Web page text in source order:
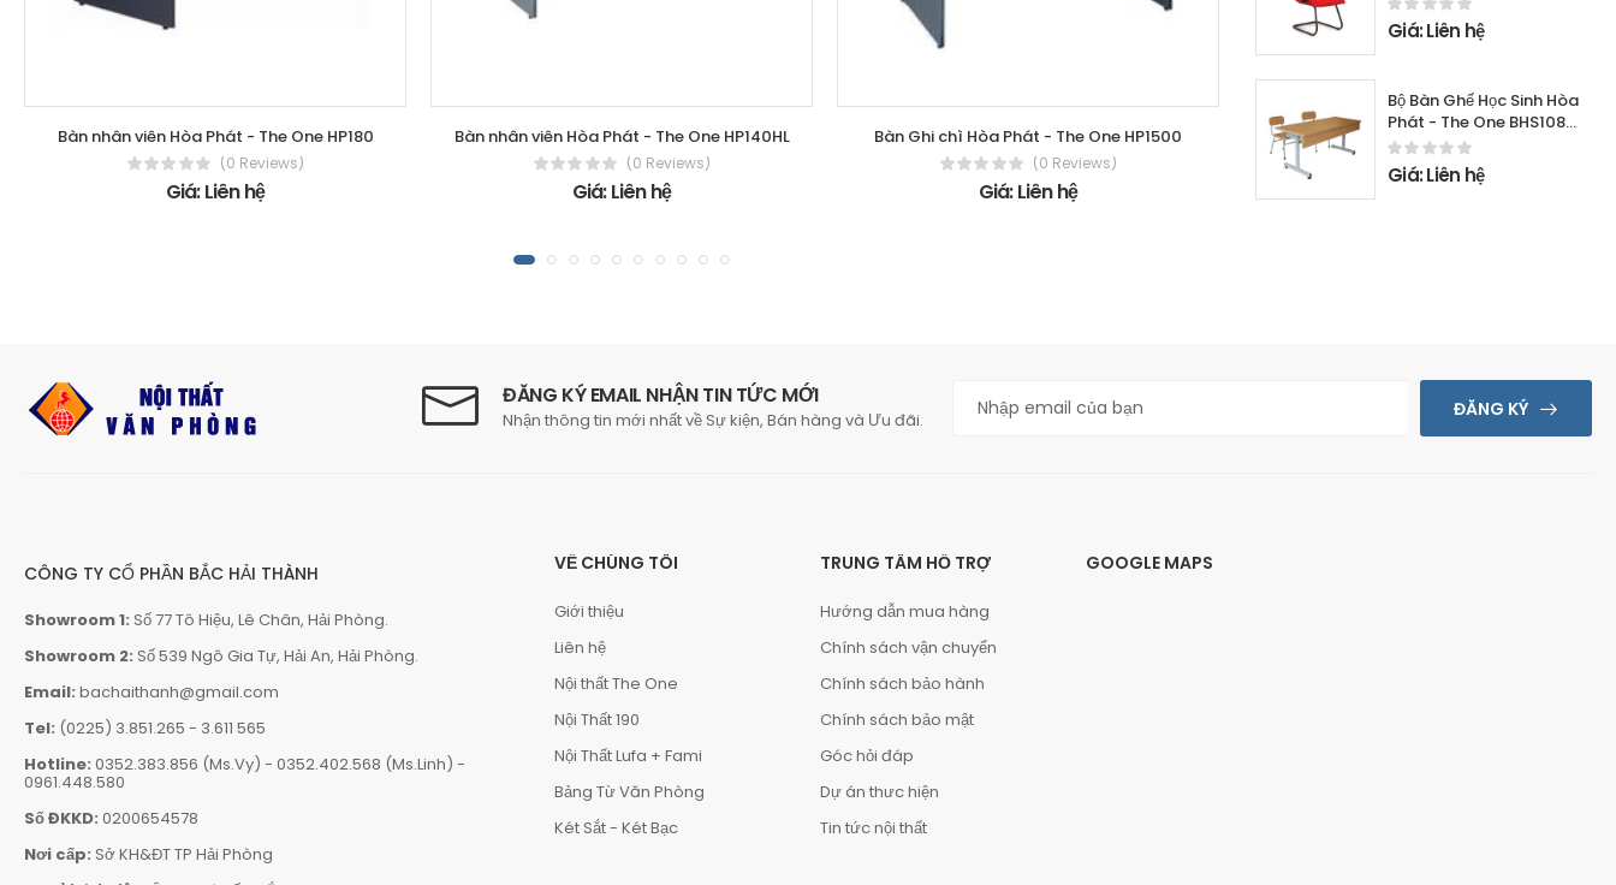
Bàn nhân viên Hòa Phát - The One HP180
(0 Reviews)
Giá: Liên hệ
Bàn nhân viên Hòa Phát - The One HP140HL
(0 Reviews)
Giá: Liên hệ
Bàn Ghi chì Hòa Phát - The One HP1500
(0 Reviews)
Giá: Liên hệ
Bàn nhân viên Hòa Phát - The One HP120HL3C
(0 Reviews)
Giá: Liên hệ
Giá: Liên hệ
Bộ Bàn Ghế Học Sinh Hòa
Phát - The One BHS108-
4 + GHS108-4
Giá: Liên hệ
ĐĂNG KÝ EMAIL NHẬN TIN TỨC MỚI
Nhận thông tin mới nhất về Sự kiện, Bán hàng và Ưu đãi. ĐĂNG KÝ
CÔNG TY CỔ PHẦN BẮC HẢI THÀNH
Showroom 1: Số 77 Tô Hiệu, Lê Chân, Hải Phòng.
Showroom 2: Số 539 Ngô Gia Tự, Hải An, Hải Phòng.
Email: bachaithanh@gmail.com
Tel: (0225) 3.851.265 - 3.611 565
Hotline: 0352.383.856 (Ms.Vy) - 0352.402.568 (Ms.Linh) -
0961.448.580
Số ĐKKD: 0200654578
Nơi cấp: Sở KH&ĐT TP Hải Phòng
VỀ CHÚNG TÔI
Giới thiệu
Liên hệ
Nội thất The One
Nội Thất 190
Nội Thất Lufa + Fami
Bảng Từ Văn Phòng
Két Sắt - Két Bạc
TRUNG TÂM HỖ TRỢ
Hướng dẫn mua hàng
Chính sách vận chuyển
Chính sách bảo hành
Chính sách bảo mật
Góc hỏi đáp
Dự án thưc hiện
Tin tức nội thất
GOOGLE MAPS